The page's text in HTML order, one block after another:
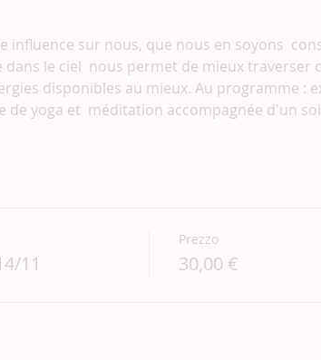
influence sur nous, que nous en soyons
le ciel  nous permet de mieux traverser
disponibles au mieux. Au programme :
yoga et  méditation accompagnée d'un
11
Prezzo
30,00 €